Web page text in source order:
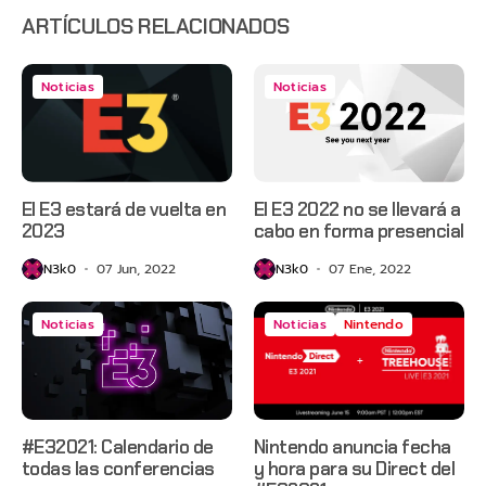
ARTÍCULOS RELACIONADOS
Noticias
El E3 estará de vuelta en
2023
N3k0 07 Jun, 2022
Noticias
El E3 2022 no se llevará a
cabo en forma presencial
N3k0 07 Ene, 2022
Noticias
#E32021: Calendario de
todas las conferencias
Noticias Nintendo
Nintendo anuncia fecha
y hora para su Direct del